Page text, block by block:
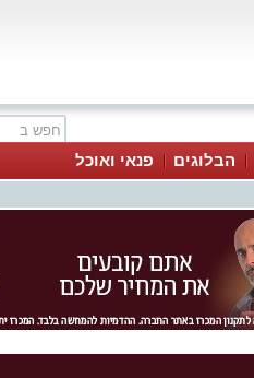
הבלוגים פנאי ואוכל